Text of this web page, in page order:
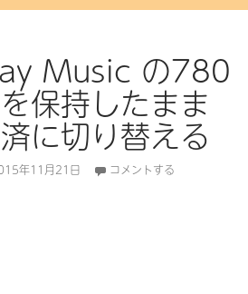
Music の780
保持したまま
に切り替える
年11月21日 コメントする
Music の780円オファーを保持し